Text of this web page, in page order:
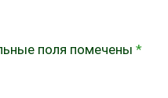
поля помечены *